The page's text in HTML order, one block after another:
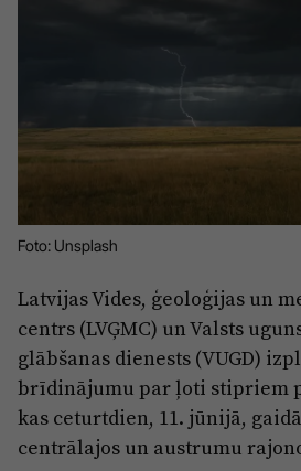
Ķekava
Olaine
Salaspils
Saulkrasti
Sigulda
Par
Foto: Unsplash
Latvijas Vides, ģeoloģijas un
centrs (LVĢMC) un Valsts
glābšanas dienests (VUGD)
brīdinājumu par ļoti stipriem
kas ceturtdien, 11. jūnijā,
centrālajos un austrumu